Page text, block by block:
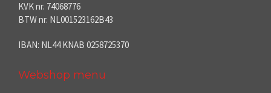
KVK nr. 74068776
BTW nr. NL001523162B43
IBAN: NL44 KNAB 0258725370
Webshop menu